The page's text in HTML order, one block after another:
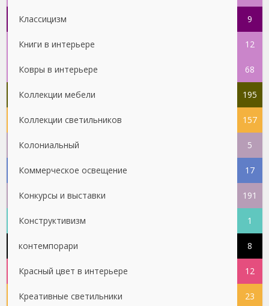
Классицизм 9
Книги в интерьере 12
Ковры в интерьере 68
Коллекции мебели 195
Коллекции светильников 157
Колониальный 5
Коммерческое освещение 17
Конкурсы и выставки 191
Конструктивизм 1
контемпорари 8
Красный цвет в интерьере 12
Креативные светильники 23